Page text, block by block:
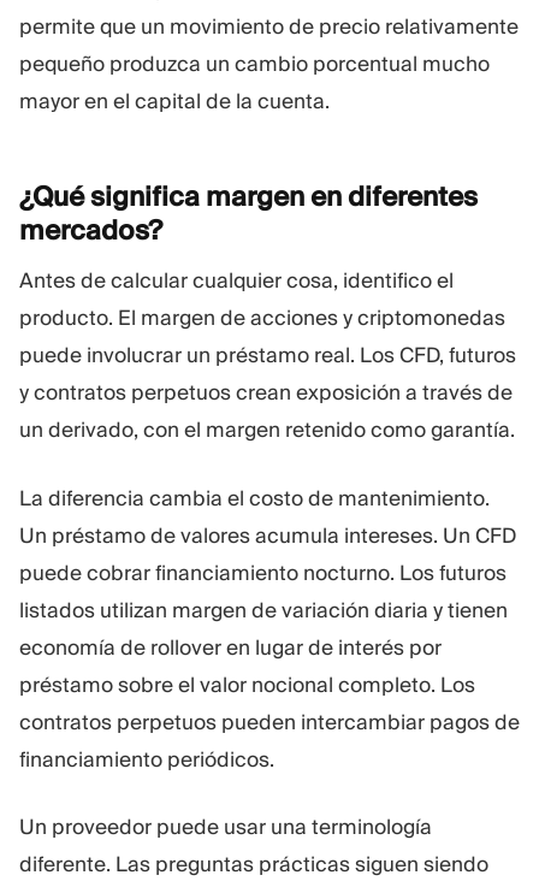
permite que un movimiento de precio relativamente
pequeño produzca un cambio porcentual mucho
mayor en el capital de la cuenta.
¿Qué significa margen en diferentes
mercados?
Antes de calcular cualquier cosa, identifico el
producto. El margen de acciones y criptomonedas
puede involucrar un préstamo real. Los CFD, futuros
y contratos perpetuos crean exposición a través de
un derivado, con el margen retenido como garantía.
La diferencia cambia el costo de mantenimiento.
Un préstamo de valores acumula intereses. Un CFD
puede cobrar financiamiento nocturno. Los futuros
listados utilizan margen de variación diaria y tienen
economía de rollover en lugar de interés por
préstamo sobre el valor nocional completo. Los
contratos perpetuos pueden intercambiar pagos de
financiamiento periódicos.
Un proveedor puede usar una terminología
diferente. Las preguntas prácticas siguen siendo